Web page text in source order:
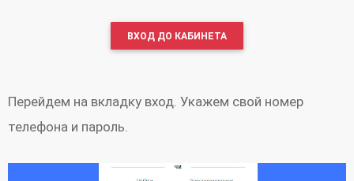
ВХОД ДО КАБИНЕТА
Перейдем на вкладку вход. Укажем свой номер
телефона и пароль.